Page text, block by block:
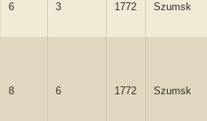
6 3 1772 Szumsk
8 6 1772 Szumsk